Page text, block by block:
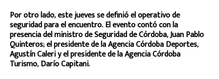
Por otro lado, este jueves se definió el operativo de
seguridad para el encuentro. El evento contó con la
presencia del ministro de Seguridad de Córdoba, Juan Pablo
Quinteros; el presidente de la Agencia Córdoba Deportes,
Agustín Caleri y el presidente de la Agencia Córdoba
Turismo, Darío Capitani.